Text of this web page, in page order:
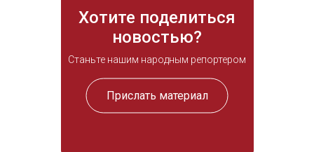
Хотите поделиться
новостью?
Станьте нашим народным репортером
Прислать материал